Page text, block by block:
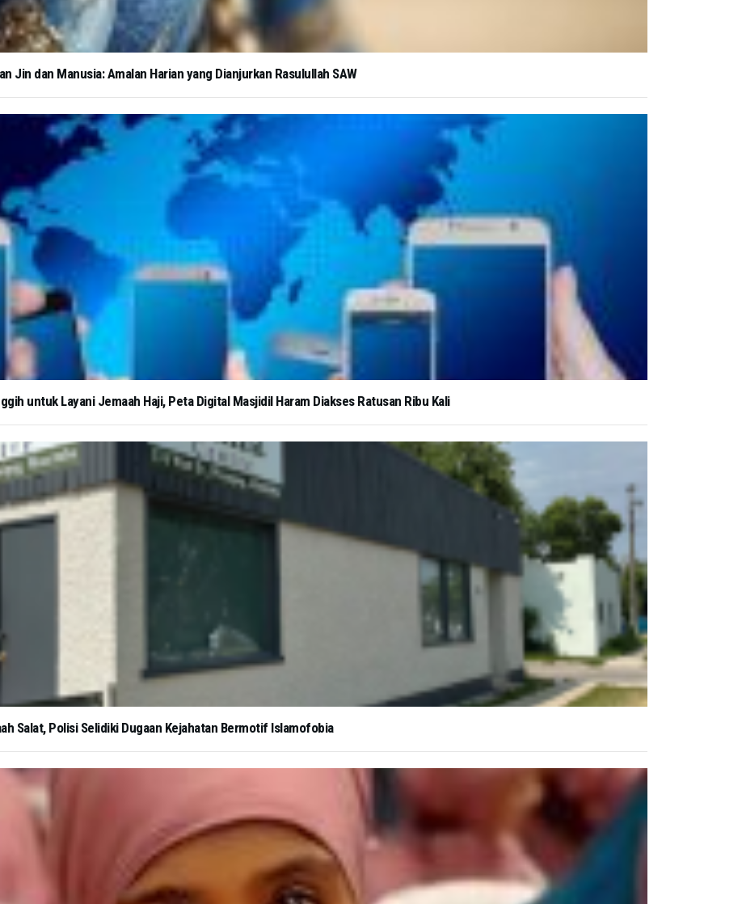
Jin dan Manusia: Amalan Harian yang Dianjurkan Rasulullah SAW
untuk Layani Jemaah Haji, Peta Digital Masjidil Haram Diakses Ratusan Ribu Kali
Salat, Polisi Selidiki Dugaan Kejahatan Bermotif Islamofobia